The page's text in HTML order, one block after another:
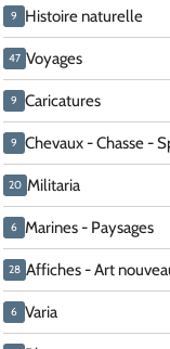
9 Histoire naturelle
47 Voyages
9 Caricatures
9 Chevaux - Chasse -
20 Militaria
6 Marines - Paysages
28 Affiches - Art
6 Varia